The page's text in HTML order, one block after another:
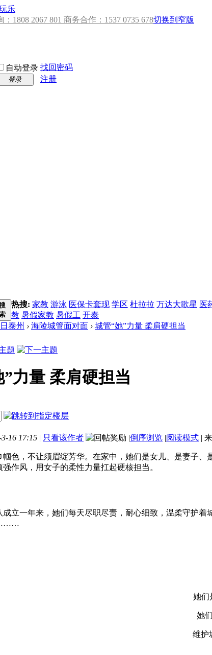
乐
：1808 2067 801 商务合作：1537 0735 678切换到窄版
自动登录 找回密码
登录 注册
热搜: 家教 游泳 医保卡套现 学区 杜拉拉 万达大歌星 医
教 暑假家教 暑假工 开泰
泰州 › 海陵城管面对面 › 城管“她”力量 柔肩硬担当
力量 柔肩硬担当
16 17:15 | 只看该作者 |倒序浏览 |阅读模式 |
帼色，不让须眉绽芳华。在家中，她们是女儿、是妻子
作风，用女子的柔性力量扛起硬核担当。
成立一年来，她们每天尽职尽责，耐心细致，温柔守护
………
她们
她
维护